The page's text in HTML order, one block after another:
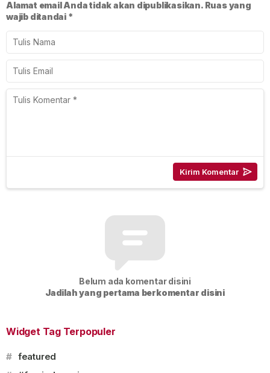
Alamat email Anda tidak akan dipublikasikan. Ruas yang
wajib ditandai *
Belum ada komentar disini
Jadilah yang pertama berkomentar disini
Widget Tag Terpopuler
# featured